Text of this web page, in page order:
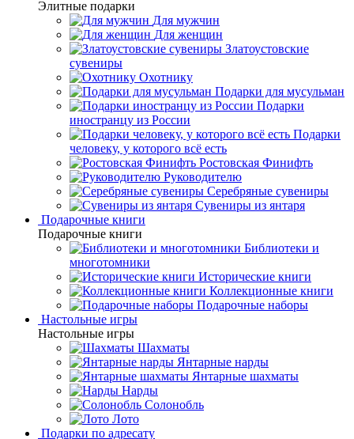
Элитные подарки
Для мужчин
Для женщин
Златоустовские
сувениры
Охотнику
Подарки для мусульман
Подарки
иностранцу из России
Подарки
человеку, у которого всё есть
Ростовская Финифть
Руководителю
Серебряные сувениры
Сувениры из янтаря
Подарочные книги
Подарочные книги
Библиотеки и
многотомники
Исторические книги
Коллекционные книги
Подарочные наборы
Настольные игры
Настольные игры
Шахматы
Янтарные нарды
Янтарные шахматы
Нарды
Солонобль
Лото
Подарки по адресату